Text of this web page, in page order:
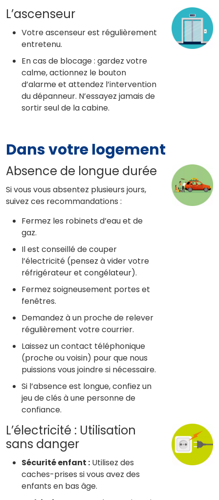
L’ascenseur
Votre ascenseur est régulièrement
entretenu.
En cas de blocage : gardez votre
calme, actionnez le bouton
d’alarme et attendez l’intervention
du dépanneur. N’essayez jamais de
sortir seul de la cabine.
Dans votre logement
Absence de longue durée
Si vous vous absentez plusieurs jours,
suivez ces recommandations :
Fermez les robinets d’eau et de
gaz.
Il est conseillé de couper
l’électricité (pensez à vider votre
réfrigérateur et congélateur).
Fermez soigneusement portes et
fenêtres.
Demandez à un proche de relever
régulièrement votre courrier.
Laissez un contact téléphonique
(proche ou voisin) pour que nous
puissions vous joindre si nécessaire.
Si l’absence est longue, confiez un
jeu de clés à une personne de
confiance.
L’électricité : Utilisation
sans danger
Sécurité enfant : Utilisez des
caches-prises si vous avez des
enfants en bas âge.